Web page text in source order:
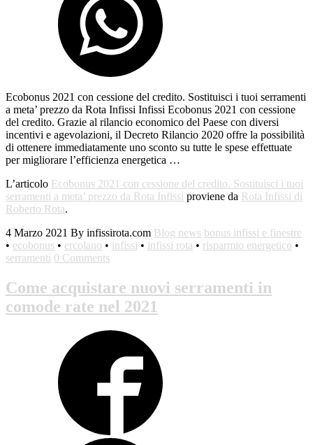
Ecobonus 2021 con cessione del credito. Sostituisci i tuoi serramenti
a meta’ prezzo da Rota Infissi Infissi Ecobonus 2021 con cessione
del credito. Grazie al rilancio economico del Paese con diversi
incentivi e agevolazioni, il Decreto Rilancio 2020 offre la possibilità
di ottenere immediatamente uno sconto su tutte le spese effettuate
per migliorare l’efficienza energetica …
L’articolo Ecobonus 2021 con cessione del credito. Sostituisci i tuoi
serramenti a meta’ prezzo da Rota Infissi proviene da Rota Infissi di
Roberto Rota.
4 Marzo 2021 By infissirota.com Blog news bonus infissi e finestre
• ecobonus • ercolano • infissi • infissi rota • risparmio energetico •
serramenti 0 Comments
Come acquistare nuovi serramenti in
comode rate nel 2021